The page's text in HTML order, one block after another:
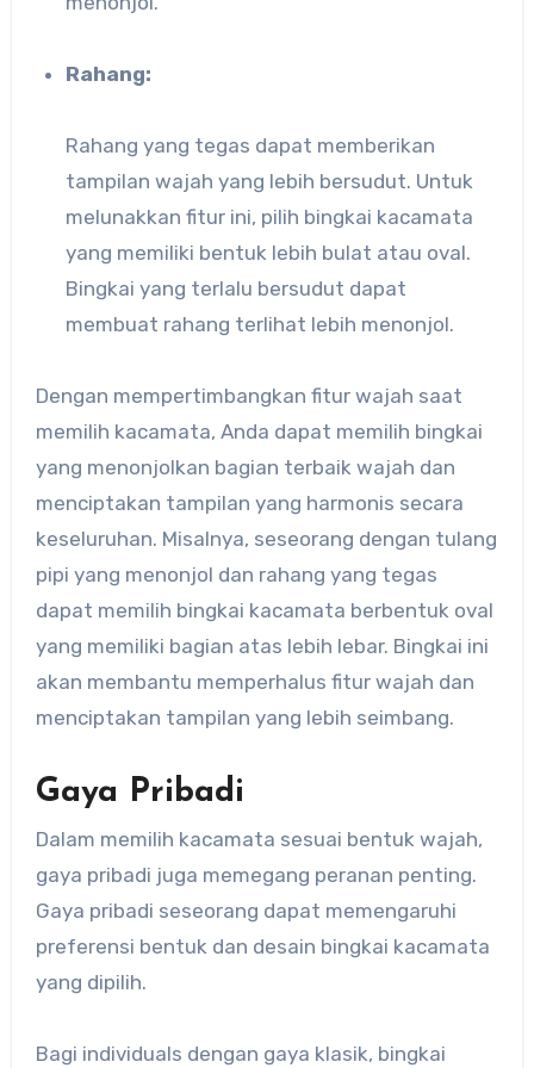
Rahang:
Rahang yang tegas dapat memberikan
tampilan wajah yang lebih bersudut. Untuk
melunakkan fitur ini, pilih bingkai kacamata
yang memiliki bentuk lebih bulat atau oval.
Bingkai yang terlalu bersudut dapat
membuat rahang terlihat lebih menonjol.
Dengan mempertimbangkan fitur wajah saat
memilih kacamata, Anda dapat memilih bingkai
yang menonjolkan bagian terbaik wajah dan
menciptakan tampilan yang harmonis secara
keseluruhan. Misalnya, seseorang dengan tulang
pipi yang menonjol dan rahang yang tegas
dapat memilih bingkai kacamata berbentuk oval
yang memiliki bagian atas lebih lebar. Bingkai ini
akan membantu memperhalus fitur wajah dan
menciptakan tampilan yang lebih seimbang.
Gaya Pribadi
Dalam memilih kacamata sesuai bentuk wajah,
gaya pribadi juga memegang peranan penting.
Gaya pribadi seseorang dapat memengaruhi
preferensi bentuk dan desain bingkai kacamata
yang dipilih.
Bagi individuals dengan gaya klasik, bingkai